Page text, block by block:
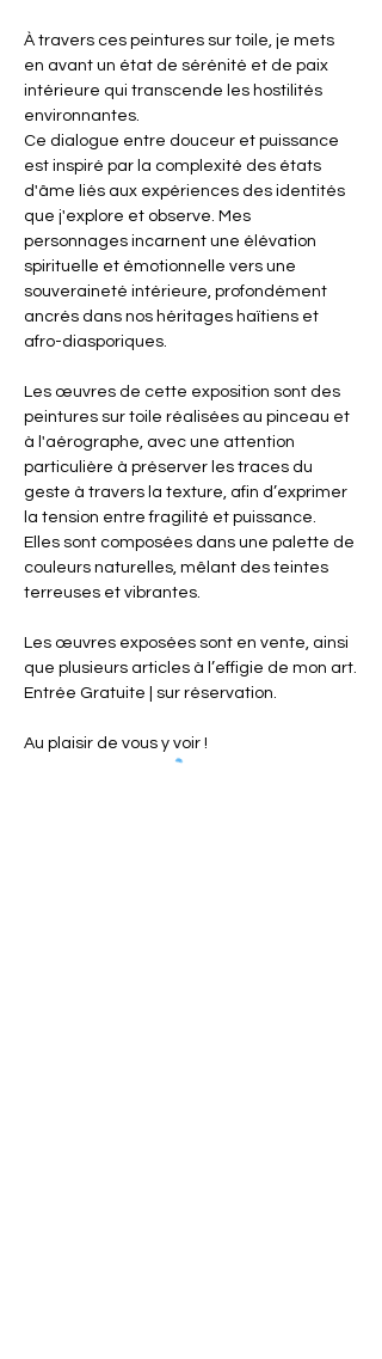
À travers ces peintures sur toile, je mets
en avant un état de sérénité et de paix
intérieure qui transcende les hostilités
environnantes.
Ce dialogue entre douceur et puissance
est inspiré par la complexité des états
d'âme liés aux expériences des identités
que j'explore et observe. Mes
personnages incarnent une élévation
spirituelle et émotionnelle vers une
souveraineté intérieure, profondément
ancrés dans nos héritages haïtiens et
afro-diasporiques.
Les œuvres de cette exposition sont des
peintures sur toile réalisées au pinceau et
à l'aérographe, avec une attention
particulière à préserver les traces du
geste à travers la texture, afin d’exprimer
la tension entre fragilité et puissance.
Elles sont composées dans une palette de
couleurs naturelles, mêlant des teintes
terreuses et vibrantes.
Les œuvres exposées sont en vente, ainsi
que plusieurs articles à l’effigie de mon art.
Entrée Gratuite | sur réservation.
Au plaisir de vous y voir !
___________________________________